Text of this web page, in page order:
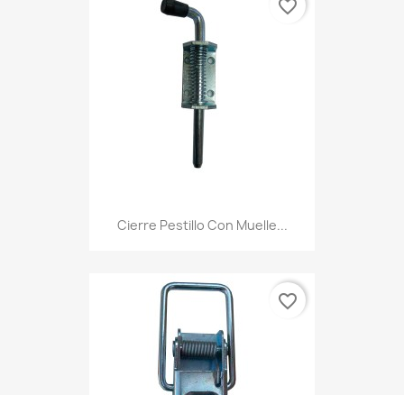
Cierre Pestillo Con Muelle...
favorite_border
favorite_border